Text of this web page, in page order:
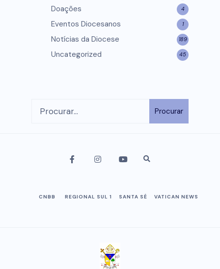
Doações 4
Eventos Diocesanos 1
Notícias da Diocese 189
Uncategorized 45
Procurar
CNBB REGIONAL SUL 1 SANTA SÉ VATICAN NEWS